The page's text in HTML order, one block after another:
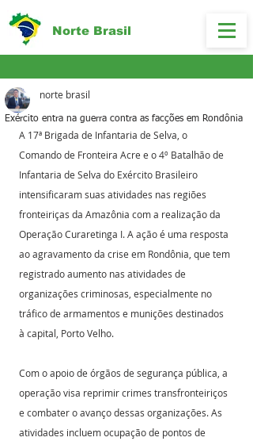
Norte Brasil
Exército entra na guerra contra as facções em Rondônia
norte brasil
A 17ª Brigada de Infantaria de Selva, o
Comando de Fronteira Acre e o 4º Batalhão de
Infantaria de Selva do Exército Brasileiro
intensificaram suas atividades nas regiões
fronteiriças da Amazônia com a realização da
Operação Curaretinga I. A ação é uma resposta
ao agravamento da crise em Rondônia, que tem
registrado aumento nas atividades de
organizações criminosas, especialmente no
tráfico de armamentos e munições destinados
à capital, Porto Velho.
Com o apoio de órgãos de segurança pública, a
operação visa reprimir crimes transfronteiriços
e combater o avanço dessas organizações. As
atividades incluem ocupação de pontos de